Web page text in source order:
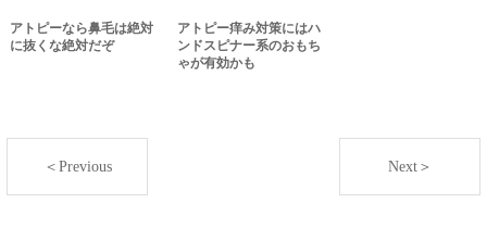
アトピーなら鼻毛は絶対
に抜くな絶対だぞ
アトピー痒み対策にはハ
ンドスピナー系のおもち
ゃが有効かも
＜Previous Next＞